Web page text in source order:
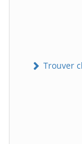
Trouver